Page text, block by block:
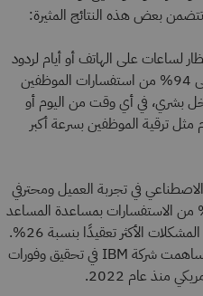
لساعات على الهاتف أو أيام لردود
البريد الإلكتروني، يجيب AskHR على 94% من استفسارات الموظفين
بشري، في أي وقت من اليوم أو
مثل ترقية الموظفين بسرعة أكبر
في تجربة العميل ومحترفي
على حد سواء، تم حل 70% من الاستفسارات بمساعدة المساعد
الرقمي، وتحسن الوقت اللازم لحل المشكلات الأكثر تعقيدًا بنسبة 26%.
زاد رضا العملاء بمقدار 25 نقطة، وساهمت شركة IBM في تحقيق وفورات